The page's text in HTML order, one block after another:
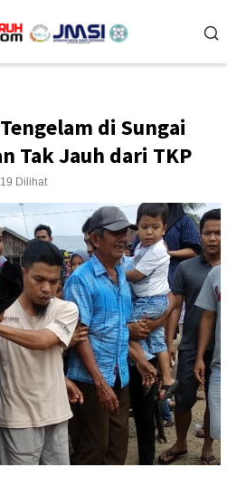
di Sungai
Tak Jauh dari TKP
19 Dilihat